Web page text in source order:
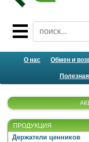
О нас Обмен и
ПРОДУКЦИЯ
Держатели ценников